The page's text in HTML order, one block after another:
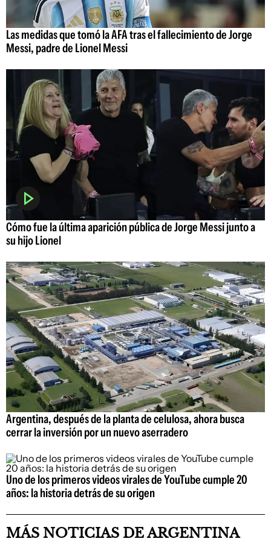
Las medidas que tomó la AFA tras el fallecimiento de Jorge
Messi, padre de Lionel Messi
Cómo fue la última aparición pública de Jorge Messi junto a
su hijo Lionel
Argentina, después de la planta de celulosa, ahora busca
cerrar la inversión por un nuevo aserradero
Uno de los primeros videos virales de YouTube cumple 20
años: la historia detrás de su origen
MÁS NOTICIAS DE ARGENTINA